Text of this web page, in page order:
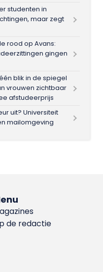
studenten in
maar zegt
rood op Avans:
gingen
blik in de spiegel
vrouwen zichtbaar
afstudeerprijs
uit? Universiteit
mailomgeving
de redactie